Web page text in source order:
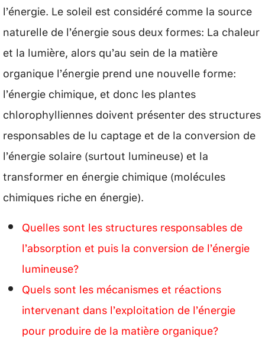
l’énergie. Le soleil est considéré comme la source
naturelle de l’énergie sous deux formes: La chaleur
et la lumière, alors qu’au sein de la matière
organique l’énergie prend une nouvelle forme:
l’énergie chimique, et donc les plantes
chlorophylliennes doivent présenter des structures
responsables de lu captage et de la conversion de
l’énergie solaire (surtout lumineuse) et la
transformer en énergie chimique (molécules
chimiques riche en énergie).
Quelles sont les structures responsables de
l’absorption et puis la conversion de l’énergie
lumineuse?
Quels sont les mécanismes et réactions
intervenant dans l’exploitation de l’énergie
pour produire de la matière organique?